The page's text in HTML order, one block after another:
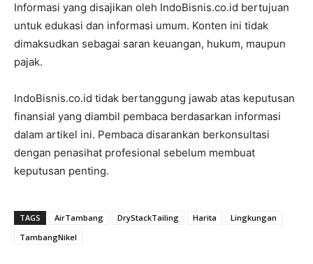
Informasi yang disajikan oleh IndoBisnis.co.id bertujuan
untuk edukasi dan informasi umum. Konten ini tidak
dimaksudkan sebagai saran keuangan, hukum, maupun
pajak.
IndoBisnis.co.id tidak bertanggung jawab atas keputusan
finansial yang diambil pembaca berdasarkan informasi
dalam artikel ini. Pembaca disarankan berkonsultasi
dengan penasihat profesional sebelum membuat
keputusan penting.
TAGS AirTambang DryStackTailing Harita
Lingkungan
TambangNikel